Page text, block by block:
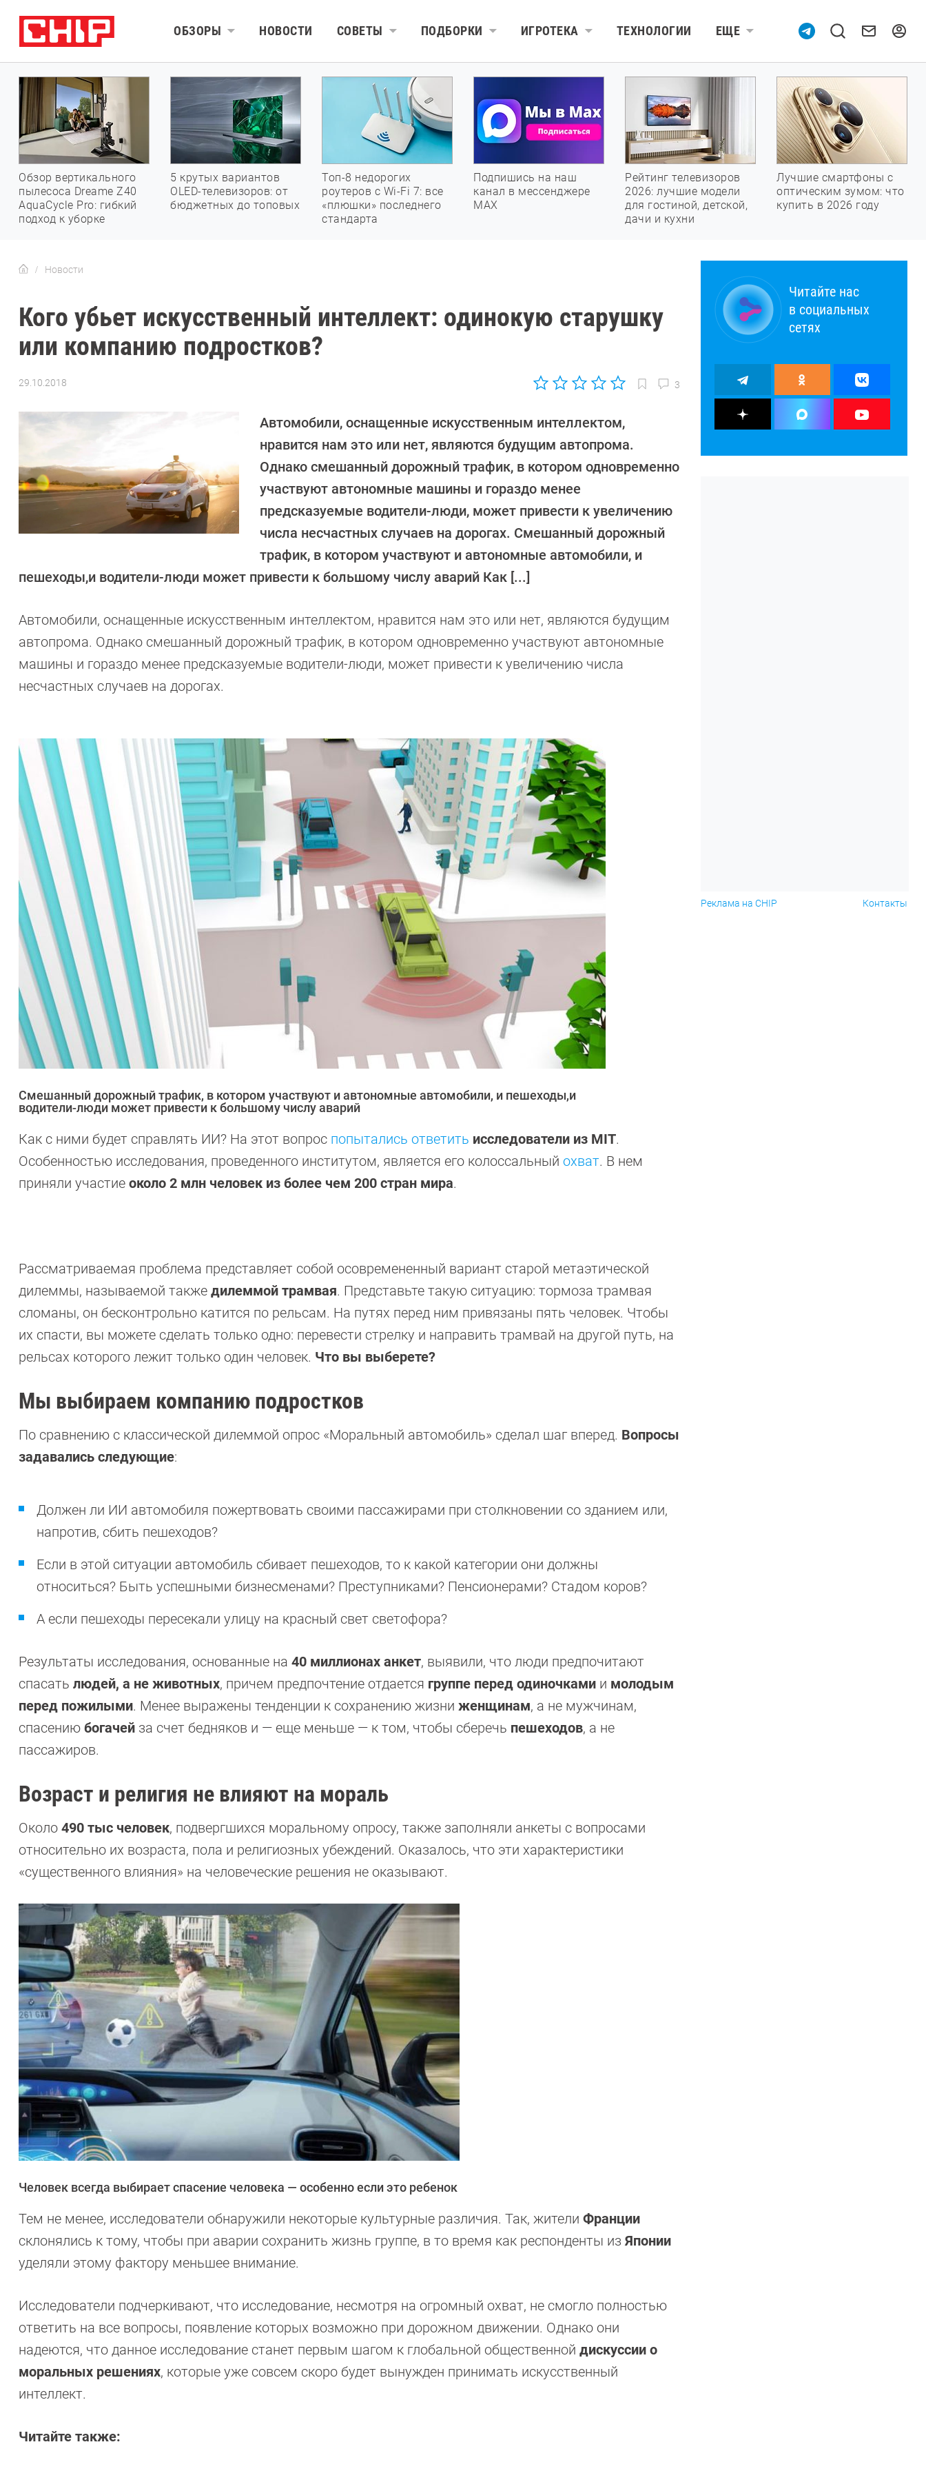
ОБЗОРЫ НОВОСТИ СОВЕТЫ ПОДБОРКИ ИГРОТЕКА ТЕХНОЛОГИИ ЕЩЕ
Обзор вертикального
пылесоса Dreame Z40
AquaCycle Pro: гибкий
подход к уборке
5 крутых вариантов
OLED-телевизоров: от
бюджетных до топовых
Топ-8 недорогих
роутеров с Wi-Fi 7: все
«плюшки» последнего
стандарта
Подпишись на наш
канал в мессенджере
МАХ
Рейтинг телевизоров
2026: лучшие модели
для гостиной, детской,
дачи и кухни
Лучшие смартфоны с
оптическим зумом: что
купить в 2026 году
Новости
Кого убьет искусственный интеллект: одинокую старушку
или компанию подростков?
29.10.2018
3
Автомобили, оснащенные искусственным интеллектом,
нравится нам это или нет, являются будущим автопрома.
Однако смешанный дорожный трафик, в котором одновременно
участвуют автономные машины и гораздо менее
предсказуемые водители-люди, может привести к увеличению
числа несчастных случаев на дорогах. Смешанный дорожный
трафик, в котором участвуют и автономные автомобили, и
пешеходы,и водители-люди может привести к большому числу аварий Как [...]
Автомобили, оснащенные искусственным интеллектом, нравится нам это или нет, являются будущим
автопрома. Однако смешанный дорожный трафик, в котором одновременно участвуют автономные
машины и гораздо менее предсказуемые водители-люди, может привести к увеличению числа
несчастных случаев на дорогах.
Смешанный дорожный трафик, в котором участвуют и автономные автомобили, и пешеходы,и
водители-люди может привести к большому числу аварий
Как с ними будет справлять ИИ? На этот вопрос попытались ответить исследователи из MIT.
Особенностью исследования, проведенного институтом, является его колоссальный охват. В нем
приняли участие около 2 млн человек из более чем 200 стран мира.
Рассматриваемая проблема представляет собой осовремененный вариант старой метаэтической
дилеммы, называемой также дилеммой трамвая. Представьте такую ситуацию: тормоза трамвая
сломаны, он бесконтрольно катится по рельсам. На путях перед ним привязаны пять человек. Чтобы
их спасти, вы можете сделать только одно: перевести стрелку и направить трамвай на другой путь, на
рельсах которого лежит только один человек. Что вы выберете?
Мы выбираем компанию подростков
По сравнению с классической дилеммой опрос «Моральный автомобиль» сделал шаг вперед. Вопросы
задавались следующие:
Должен ли ИИ автомобиля пожертвовать своими пассажирами при столкновении со зданием или,
напротив, сбить пешеходов?
Если в этой ситуации автомобиль сбивает пешеходов, то к какой категории они должны
относиться? Быть успешными бизнесменами? Преступниками? Пенсионерами? Стадом коров?
А если пешеходы пересекали улицу на красный свет светофора?
Результаты исследования, основанные на 40 миллионах анкет, выявили, что люди предпочитают
спасать людей, а не животных, причем предпочтение отдается группе перед одиночками и молодым
перед пожилыми. Менее выражены тенденции к сохранению жизни женщинам, а не мужчинам,
спасению богачей за счет бедняков и — еще меньше — к том, чтобы сберечь пешеходов, а не
пассажиров.
Возраст и религия не влияют на мораль
Около 490 тыс человек, подвергшихся моральному опросу, также заполняли анкеты с вопросами
относительно их возраста, пола и религиозных убеждений. Оказалось, что эти характеристики
«существенного влияния» на человеческие решения не оказывают.
Человек всегда выбирает спасение человека — особенно если это ребенок
Тем не менее, исследователи обнаружили некоторые культурные различия. Так, жители Франции
склонялись к тому, чтобы при аварии сохранить жизнь группе, в то время как респонденты из Японии
уделяли этому фактору меньшее внимание.
Исследователи подчеркивают, что исследование, несмотря на огромный охват, не смогло полностью
ответить на все вопросы, появление которых возможно при дорожном движении. Однако они
надеются, что данное исследование станет первым шагом к глобальной общественной дискуссии о
моральных решениях, которые уже совсем скоро будет вынужден принимать искусственный
интеллект.
Читайте также:
Читайте нас
в социальных
сетях
Реклама на CHIP Контакты